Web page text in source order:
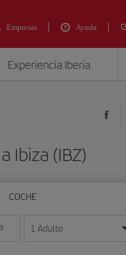
Empresas Ayuda
Experiencia Iberia
Ibiza (IBZ)
COCHE
en formato día/mes/año
1 Adulto